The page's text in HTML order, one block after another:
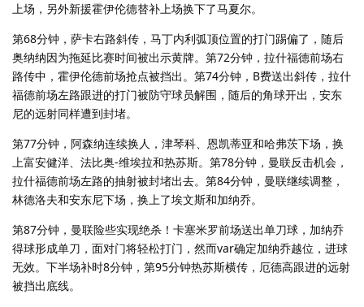
上场，另外新援霍伊伦德替补上场换下了马夏尔。
第68分钟，萨卡右路斜传，马丁内利弧顶位置的打门踢偏了，随后
奥纳纳因为拖延比赛时间被出示黄牌。第72分钟，拉什福德前场右
路传中，霍伊伦德前场抢点被挡出。第74分钟，B费送出斜传，拉什
福德前场左路跟进的打门被防守球员解围，随后的角球开出，安东
尼的远射同样遭到封堵。
第77分钟，阿森纳连续换人，津琴科、恩凯蒂亚和哈弗茨下场，换
上富安健洋、法比奥-维埃拉和热苏斯。第78分钟，曼联反击机会，
拉什福德前场左路的抽射被封堵出去。第84分钟，曼联继续调整，
林德洛夫和安东尼下场，换上了埃文斯和加纳乔。
第87分钟，曼联险些实现绝杀！卡塞米罗前场送出单刀球，加纳乔
得球形成单刀，面对门将轻松打门，然而var确定加纳乔越位，进球
无效。下半场补时8分钟，第95分钟热苏斯横传，厄德高跟进的远射
被挡出底线。